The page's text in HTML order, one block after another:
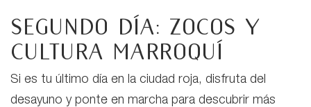
Segundo día: Zocos y
cultura marroquí
Si es tu último día en la ciudad roja, disfruta del
desayuno y ponte en marcha para descubrir más